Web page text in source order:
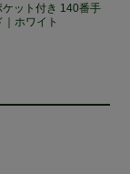
ット付き 140番手
ホワイト